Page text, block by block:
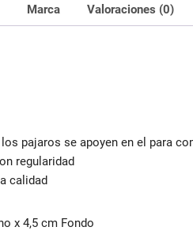
Marca Valoraciones (0)
pajaros se apoyen en el para
regularidad
calidad
x 4,5 cm Fondo